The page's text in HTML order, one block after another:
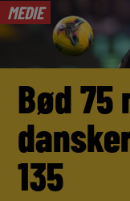
MEDIE
Bød
135